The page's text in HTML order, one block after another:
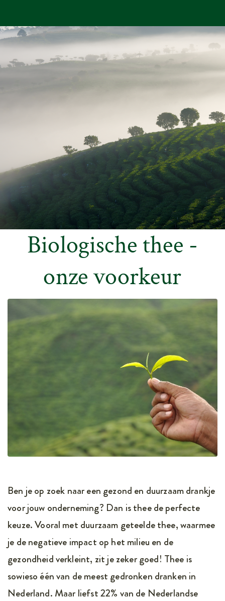
Biologische thee -
onze voorkeur
Ben je op zoek naar een gezond en duurzaam drankje
voor jouw onderneming? Dan is thee de perfecte
keuze. Vooral met duurzaam geteelde thee, waarmee
je de negatieve impact op het milieu en de
gezondheid verkleint, zit je zeker goed! Thee is
sowieso één van de meest gedronken dranken in
Nederland. Maar liefst 22% van de Nederlandse